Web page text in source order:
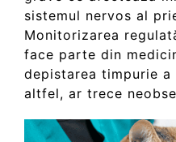
sistemul nervos al
Monitorizarea
face parte din
depistarea timpurie
altfel, ar trece